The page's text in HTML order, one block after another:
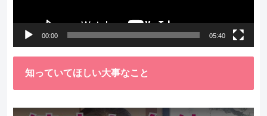
00:00 05:40
知っていてほしい大事なこと